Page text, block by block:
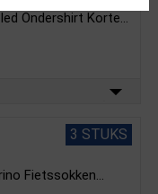
Ondershirt Korte...
3 STUKS
Fietssokken...